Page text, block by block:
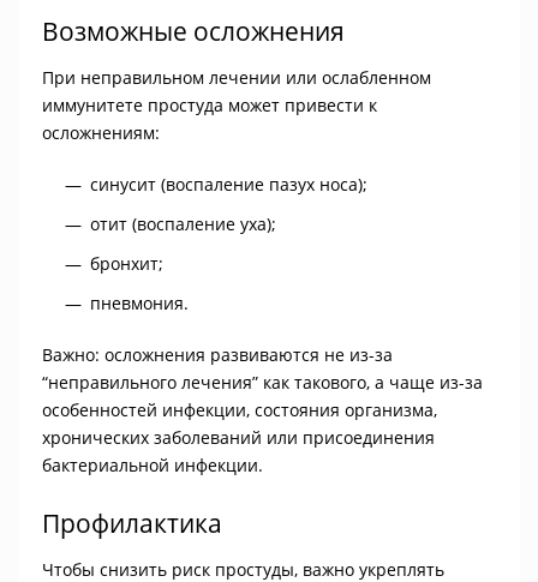
Возможные осложнения
При неправильном лечении или ослабленном
иммунитете простуда может привести к
осложнениям:
синусит (воспаление пазух носа);
отит (воспаление уха);
бронхит;
пневмония.
Важно: осложнения развиваются не из-за
“неправильного лечения” как такового, а чаще из-за
особенностей инфекции, состояния организма,
хронических заболеваний или присоединения
бактериальной инфекции.
Профилактика
Чтобы снизить риск простуды, важно укреплять